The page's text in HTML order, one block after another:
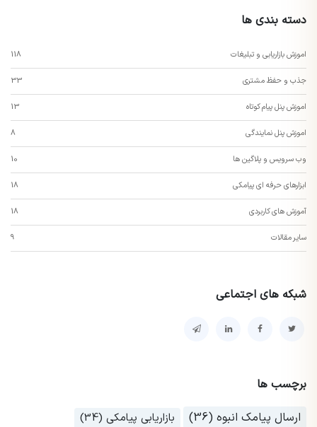
دسته بندی ها
اموزش بازاریابی و تبلیغات 118
جذب و حفظ مشتری 33
اموزش پنل پیام کوتاه 13
اموزش پنل نمایندگی 8
وب سرویس و پلاگین ها 10
ابزارهای حرفه ای پیامکی 18
آموزش های کاربردی 18
سایر مقالات 9
شبکه های اجتماعی
برچسب ها
ارسال پیامک انبوه (36)
بازاریابی پیامکی (34)